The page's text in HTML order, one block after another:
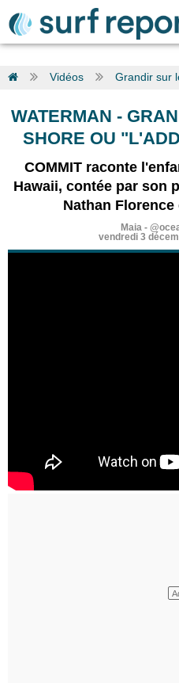
Vidéos Grandir sur
WATERMAN -
SHORE OU
COMMIT raconte
Hawaii, contée par son
Nathan
Maia -
vendredi 3